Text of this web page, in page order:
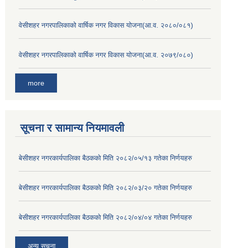
वेसीशहर नगरपालिकाको वार्षिक नगर विकास योजना(आ.व. २०८०/०८१)
वेसीशहर नगरपालिकाको वार्षिक नगर विकास योजना(आ.व. २०७९/०८०)
more
सूचना र सामान्य नियमावली
बे‍‍सीशहर नगरकार्यपालिका बैठककाे मिति २०८२/०५/१३ गतेका निर्णयहरु
बे‍‍सीशहर नगरकार्यपालिका बैठककाे मिति २०८२/०३/२० गतेका निर्णयहरु
बे‍‍सीशहर नगरकार्यपालिका बैठककाे मिति २०८२/०४/०४ गतेका निर्णयहरु
अन्य सूचना